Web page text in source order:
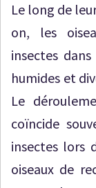
Le long de
on, les
insectes
humides et
Le
coïncide
insectes lors
oiseaux de